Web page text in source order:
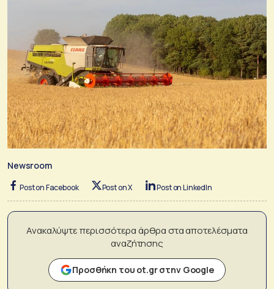
Newsroom
Post on Facebook Post on X Post on LinkedIn
Ανακαλύψτε περισσότερα άρθρα στα αποτελέσματα
αναζήτησης
Προσθήκη του ot.gr στην Google